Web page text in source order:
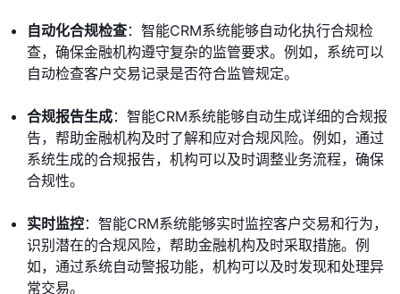
自动化合规检查：智能CRM系统能够自动化执行合规检
查，确保金融机构遵守复杂的监管要求。例如，系统可以
自动检查客户交易记录是否符合监管规定。
合规报告生成：智能CRM系统能够自动生成详细的合规报
告，帮助金融机构及时了解和应对合规风险。例如，通过
系统生成的合规报告，机构可以及时调整业务流程，确保
合规性。
实时监控：智能CRM系统能够实时监控客户交易和行为，
识别潜在的合规风险，帮助金融机构及时采取措施。例
如，通过系统自动警报功能，机构可以及时发现和处理异
常交易。